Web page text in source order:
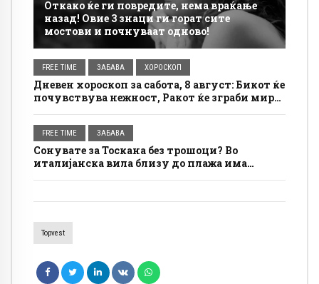
Откако ќе ги повредите, нема враќање
назад! Овие 3 знаци ги горат сите
мостови и почнуваат одново!
FREE TIME ЗАБАВА ХОРОСКОП
Дневен хороскоп за сабота, 8 август: Бикот ќе
почувствува нежност, Ракот ќе зграби мир
FREE TIME ЗАБАВА
Сонувате за Тоскана без трошоци? Во
италијанска вила близу до плажа има
Topvest